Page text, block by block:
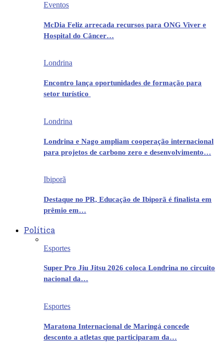
Eventos
McDia Feliz arrecada recursos para ONG Viver e
Hospital do Câncer…
Londrina
Encontro lança oportunidades de formação para
setor turístico
Londrina
Londrina e Nago ampliam cooperação internacional
para projetos de carbono zero e desenvolvimento…
Ibiporã
Destaque no PR, Educação de Ibiporã é finalista em
prêmio em…
Política
Esportes
Super Pro Jiu Jitsu 2026 coloca Londrina no circuito
nacional da…
Esportes
Maratona Internacional de Maringá concede
desconto a atletas que participaram da…